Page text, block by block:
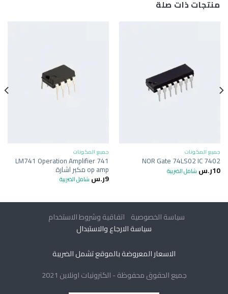
منتجات ذات صلة
جميع المكونات
NOR Gate 74LS02 IC 7402
10ر.س شامل الضريبة
جميع المكونات
LM741 Operation Amplifier 741
op amp مكبر اشارة
9ر.س شامل الضريبة
سياسة الخصوصية اتفاقية وشروط الاستخدام
سياسة الارجاع والاستبدال
الاسعار المعروضة بالموقع تشمل الضريبة
جميع الحقوق محفوظة - الكترونيات اونلاين 2021